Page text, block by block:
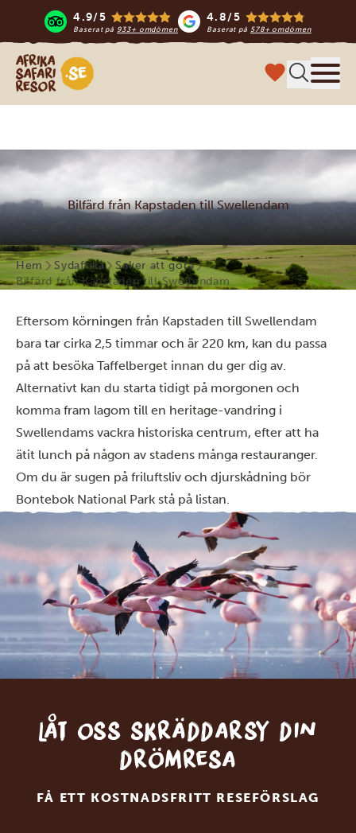
4.9/5
Baserat på 933+ omdömen
4.8/5
Baserat på 578+ omdömen
Safari-resor i Afrika
Bilfärd från Kapstaden till Swellendam
Hem Sydafrika
Saker att göra
Bilfärd från Kapstaden till Swellendam
Eftersom körningen från Kapstaden till Swellendam
bara tar cirka 2,5 timmar och är 220 km, kan du passa
på att besöka Taffelberget innan du ger dig av.
Alternativt kan du starta tidigt på morgonen och
komma fram lagom till en heritage-vandring i
Swellendams vackra historiska centrum, efter att ha
ätit lunch på någon av stadens många restauranger.
Om du är sugen på friluftsliv och djurskådning bör
Bontebok National Park stå på listan.
Låt oss skräddarsy din
drömresa
FÅ ETT KOSTNADSFRITT RESEFÖRSLAG